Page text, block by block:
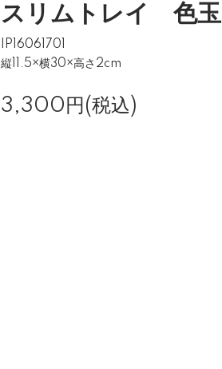
スリムトレイ 色玉
IP16061701
縦11.5×横30×高さ2cm
3,300円(税込)